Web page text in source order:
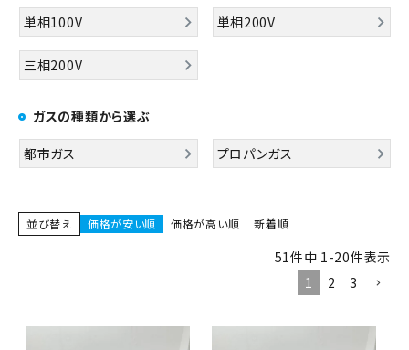
単相100V 単相200V
三相200V
ガスの種類から選ぶ
都市ガス プロパンガス
並び替え 価格が安い順 価格が高い順 新着順
51件中 1-20件表示
1
2 3